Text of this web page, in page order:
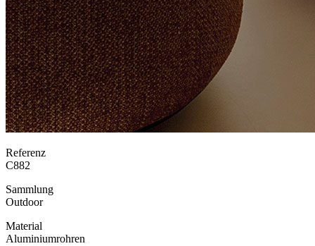
Referenz
C882
Sammlung
Outdoor
Material
Aluminiumrohren